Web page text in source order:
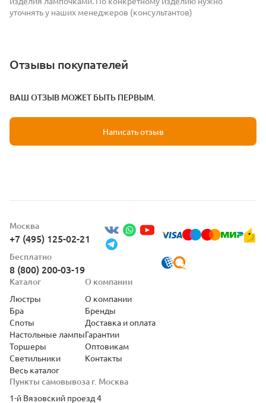
уточнять у наших менеджеров (консультантов)
Отзывы покупателей
ВАШ ОТЗЫВ МОЖЕТ БЫТЬ ПЕРВЫМ.
Написать отзыв
Москва
+7 (495) 125-02-21
Бесплатно
8 (800) 200-03-19
Пункты самовывоза г. Москва
1-й Вязовский проезд 4
Каталог
Люстры
Бра
Споты
Настольные лампы
Торшеры
Светильники
Весь каталог
О компании
О компании
Бренды
Доставка и оплата
Гарантии
Оптовикам
Контакты